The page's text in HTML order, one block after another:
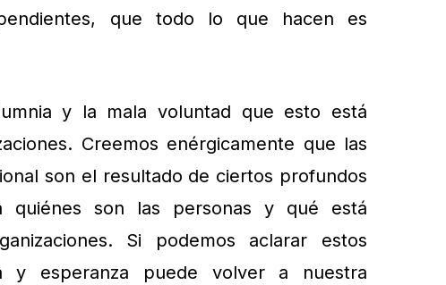
que todo lo que hacen es
y la mala voluntad que esto está
Creemos enérgicamente que las
son el resultado de ciertos profundos
quiénes son las personas y qué está
Si podemos aclarar estos
y esperanza puede volver a nuestra